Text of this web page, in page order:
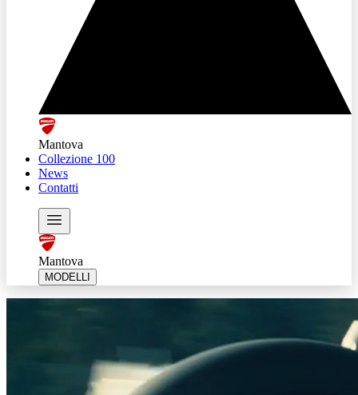
Mantova
Collezione 100
News
Contatti
Mantova
MODELLI